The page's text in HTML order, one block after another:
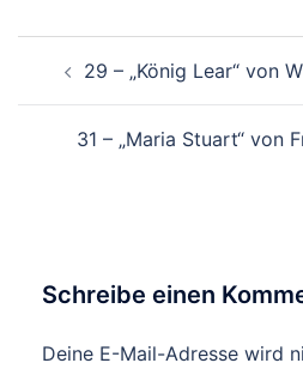
Navigation
29 – „König Lear“ von
31 – „Maria Stuart“ von
Schreibe einen
Deine E-Mail-Adresse wird